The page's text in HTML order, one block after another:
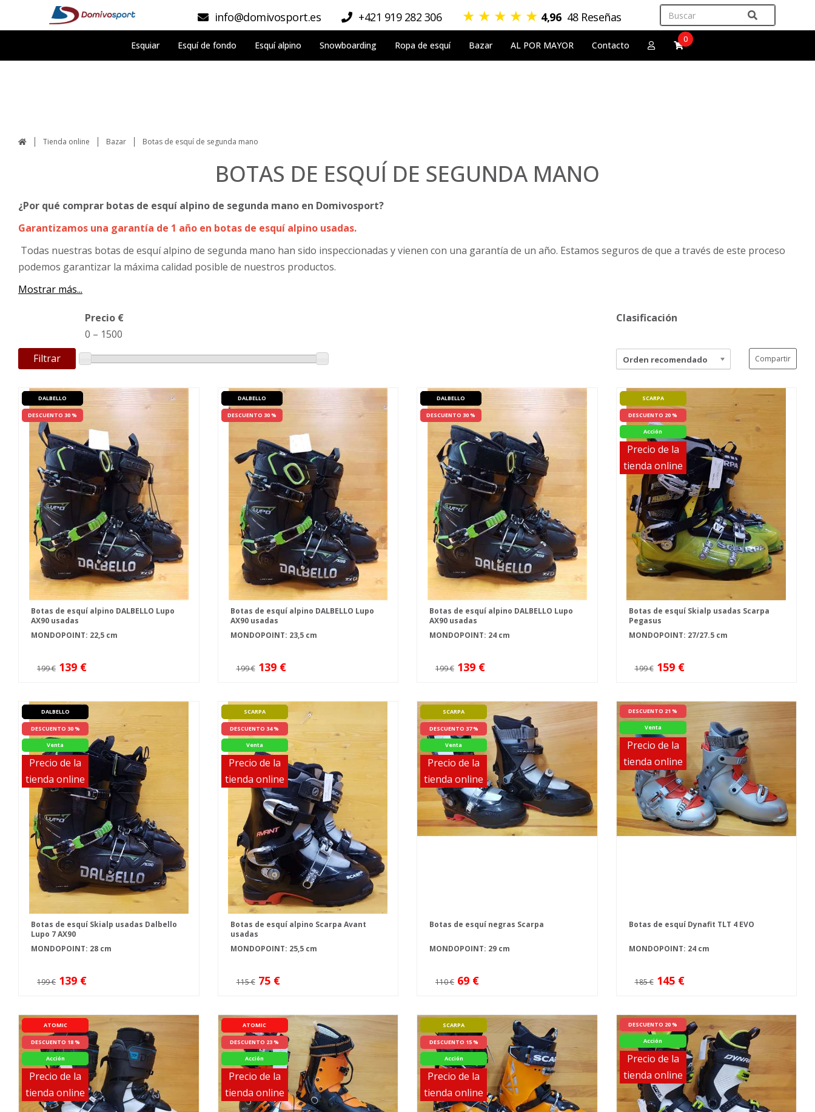
info@domivosport.es +421 919 282 306 ★ ★ ★ ★ ★ 4,96 48 Reseñas
Esquiar Esquí de fondo Esquí alpino Snowboarding Ropa de esquí Bazar AL POR MAYOR Contacto
0
Tienda online Bazar Botas de esquí de segunda mano
BOTAS DE ESQUÍ DE SEGUNDA MANO
¿Por qué comprar botas de esquí alpino de segunda mano en Domivosport?
Garantizamos una garantía de 1 año en botas de esquí alpino usadas.
Todas nuestras botas de esquí alpino de segunda mano han sido inspeccionadas y vienen con una garantía de un año. Estamos seguros de que a través de este proceso
podemos garantizar la máxima calidad posible de nuestros productos.
Mostrar más...
Filtrar
Precio €
0 – 1500
Clasificación
Orden recomendado Compartir
DALBELLO
DESCUENTO 30 %
Botas de esquí alpino DALBELLO Lupo
AX90 usadas
MONDOPOINT: 22,5 cm
199 € 139 €
DALBELLO
DESCUENTO 30 %
Botas de esquí alpino DALBELLO Lupo
AX90 usadas
MONDOPOINT: 23,5 cm
199 € 139 €
DALBELLO
DESCUENTO 30 %
Botas de esquí alpino DALBELLO Lupo
AX90 usadas
MONDOPOINT: 24 cm
199 € 139 €
SCARPA
DESCUENTO 20 %
Acción
Precio de la
tienda online
Botas de esquí Skialp usadas Scarpa
Pegasus
MONDOPOINT: 27/27.5 cm
199 € 159 €
DALBELLO
DESCUENTO 30 %
Venta
Precio de la
tienda online
Botas de esquí Skialp usadas Dalbello
Lupo 7 AX90
MONDOPOINT: 28 cm
199 € 139 €
SCARPA
DESCUENTO 34 %
Venta
Precio de la
tienda online
Botas de esquí alpino Scarpa Avant
usadas
MONDOPOINT: 25,5 cm
115 € 75 €
SCARPA
DESCUENTO 37 %
Venta
Precio de la
tienda online
Botas de esquí negras Scarpa
MONDOPOINT: 29 cm
110 € 69 €
DESCUENTO 21 %
Venta
Precio de la
tienda online
Botas de esquí Dynafit TLT 4 EVO
MONDOPOINT: 24 cm
185 € 145 €
ATOMIC
DESCUENTO 18 %
Acción
Precio de la
tienda online
ATOMIC
DESCUENTO 23 %
Acción
Precio de la
tienda online
SCARPA
DESCUENTO 15 %
Acción
Precio de la
tienda online
DESCUENTO 20 %
Acción
Precio de la
tienda online